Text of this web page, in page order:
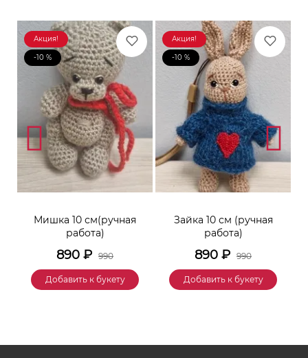
Акция!
-10 %
Мишка 10 см(ручная
работа)
890 ₽ 990
Добавить к букету
Акция!
-10 %
Зайка 10 см (ручная
работа)
890 ₽ 990
Добавить к букету